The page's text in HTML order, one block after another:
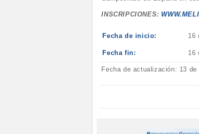
INSCRIPCIONES:
Fecha de inicio: 16
Fecha fin: 16
Fecha de actualización: 13 de